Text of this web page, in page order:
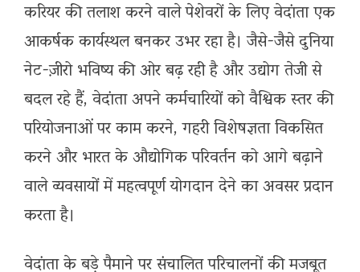
करियर की तलाश करने वाले पेशेवरों के लिए वेदांता एक
आकर्षक कार्यस्थल बनकर उभर रहा है। जैसे-जैसे दुनिया
नेट-ज़ीरो भविष्य की ओर बढ़ रही है और उद्योग तेजी से
बदल रहे हैं, वेदांता अपने कर्मचारियों को वैश्विक स्तर की
परियोजनाओं पर काम करने, गहरी विशेषज्ञता विकसित
करने और भारत के औद्योगिक परिवर्तन को आगे बढ़ाने
वाले व्यवसायों में महत्वपूर्ण योगदान देने का अवसर प्रदान
करता है।
​वेदांता के बड़े पैमाने पर संचालित परिचालनों की मजबूत